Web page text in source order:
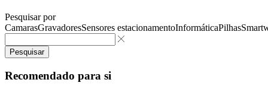
Pesquisar por
CamarasGravadoresSensores estacionamentoInformáticaPilhas
Pesquisar
Recomendado para si